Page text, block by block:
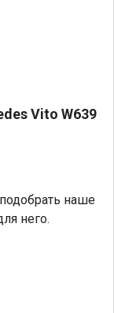
Vito W639
наше
него.